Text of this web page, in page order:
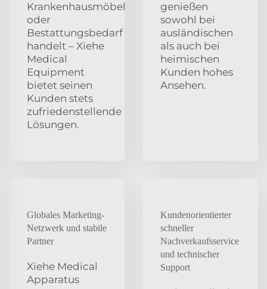
Krankenhausmöbel
oder
Bestattungsbedarf
handelt – Xiehe
Medical
Equipment
bietet seinen
Kunden stets
zufriedenstellende
Lösungen.
genießen
sowohl bei
ausländischen
als auch bei
heimischen
Kunden hohes
Ansehen.
Globales Marketing-
Netzwerk und stabile
Partner
Xiehe Medical
Apparatus
Kundenorientierter
schneller
Nachverkaufsservice
und technischer
Support